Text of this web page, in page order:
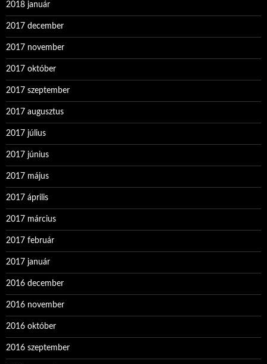
2018 január
2017 december
2017 november
2017 október
2017 szeptember
2017 augusztus
2017 július
2017 június
2017 május
2017 április
2017 március
2017 február
2017 január
2016 december
2016 november
2016 október
2016 szeptember